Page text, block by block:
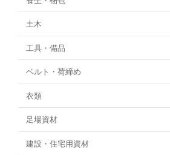
土木
工具・備品
ベルト・荷締め
衣類
足場資材
建設・住宅用資材